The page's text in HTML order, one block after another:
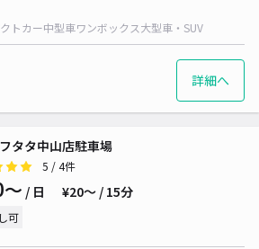
トカー中型車ワンボックス大型車・SUV
詳細へ
タタ中山店駐車場
5 / 4件
/ 日 ¥20〜 / 15分
可